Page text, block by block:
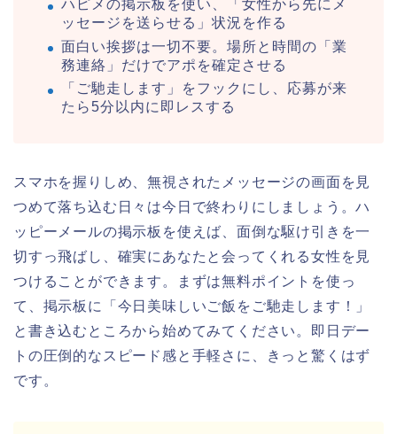
ハピメの掲示板を使い、「女性から先にメ
ッセージを送らせる」状況を作る
面白い挨拶は一切不要。場所と時間の「業
務連絡」だけでアポを確定させる
「ご馳走します」をフックにし、応募が来
たら5分以内に即レスする
スマホを握りしめ、無視されたメッセージの画面を見
つめて落ち込む日々は今日で終わりにしましょう。ハ
ッピーメールの掲示板を使えば、面倒な駆け引きを一
切すっ飛ばし、確実にあなたと会ってくれる女性を見
つけることができます。まずは無料ポイントを使っ
て、掲示板に「今日美味しいご飯をご馳走します！」
と書き込むところから始めてみてください。即日デー
トの圧倒的なスピード感と手軽さに、きっと驚くはず
です。